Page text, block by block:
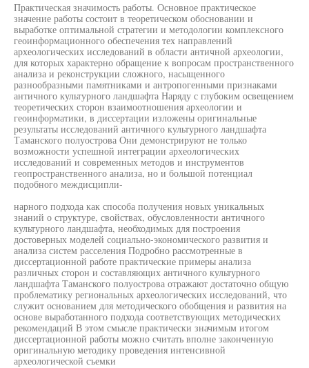
Практическая значимость работы. Основное практическое
значение работы состоит в теоретическом обосновании и
выработке оптимальной стратегии и методологии комплексного
геоинформационного обеспечения тех направлений
археологических исследований в области античной археологии,
для которых характерно обращение к вопросам пространственного
анализа и реконструкции сложного, насыщенного
разнообразными памятниками и антропогенными признаками
античного культурного ландшафта Наряду с глубоким освещением
теоретических сторон взаимоотношения археологии и
геоинформатики, в диссертации изложены оригинальные
результаты исследований античного культурного ландшафта
Таманского полуострова Они демонстрируют не только
возможности успешной интеграции археологических
исследований и современных методов и инструментов
геопространственного анализа, но и большой потенциал
подобного междисципли-
нарного подхода как способа получения новых уникальных
знаний о структуре, свойствах, обусловленности античного
культурного ландшафта, необходимых для построения
достоверных моделей социально-экономического развития и
анализа систем расселения Подробно рассмотренные в
диссертационной работе практические примеры анализа
различных сторон и составляющих античного культурного
ландшафта Таманского полуострова отражают достаточно общую
проблематику региональных археологических исследований, что
служит основанием для методического обобщения и развития на
основе выработанного подхода соответствующих методических
рекомендаций В этом смысле практически значимым итогом
диссертационной работы можно считать вполне законченную
оригинальную методику проведения интенсивной
археологической съемки